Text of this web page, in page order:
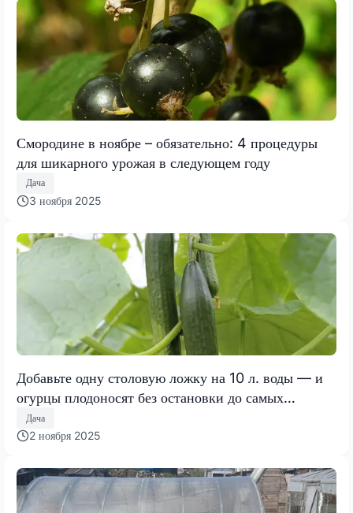
Смородине в ноябре – обязательно: 4 процедуры
для шикарного урожая в следующем году
Дача
3 ноября 2025
Добавьте одну столовую ложку на 10 л. воды — и
огурцы плодоносят без остановки до самых
морозов: от урожая отбоя нет, хоть соседям
раздавай
Дача
2 ноября 2025